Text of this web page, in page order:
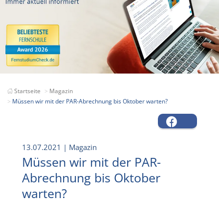
Startseite
Magazin
Müssen wir mit der PAR-Abrechnung bis Oktober warten?
13.07.2021 | Magazin
Müssen wir mit der PAR-
Abrechnung bis Oktober
warten?